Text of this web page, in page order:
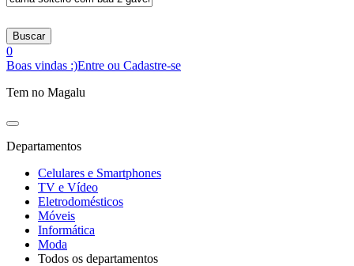
Buscar
0
Boas vindas :)Entre ou Cadastre-se
Tem no Magalu
Departamentos
Celulares e Smartphones
TV e Vídeo
Eletrodomésticos
Móveis
Informática
Moda
Todos os departamentos